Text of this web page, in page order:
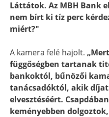
Láttátok. Az MBH Bank
nem bírt ki tíz perc
miért?"
A kamera felé hajolt.
függőségben tartanak
bankoktól, bűnözői
tanácsadóktól, akik
elvesztéséért.
keményebben